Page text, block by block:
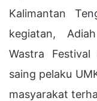
Kalimantan
kegiatan,
Wastra
saing pelaku
masyarakat